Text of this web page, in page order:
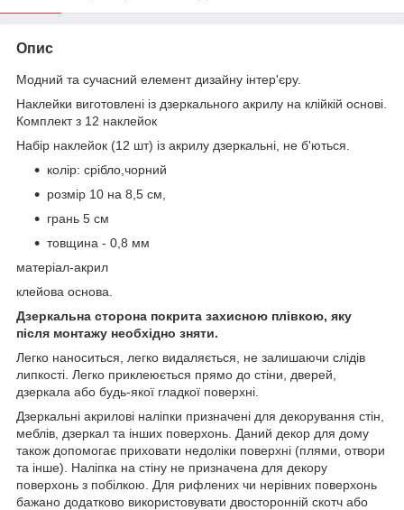
Опис
Модний та сучасний елемент дизайну інтер'єру.
Наклейки виготовлені із дзеркального акрилу на клійкій основі.
Комплект з 12 наклейок
Набір наклейок (12 шт) із акрилу дзеркальні, не б'ються.
колір: срібло,чорний
розмір 10 на 8,5 см,
грань 5 см
товщина - 0,8 мм
матеріал-акрил
клейова основа.
Дзеркальна сторона покрита захисною плівкою, яку
після монтажу необхідно зняти.
Легко наноситься, легко видаляється, не залишаючи слідів
липкості. Легко приклеюється прямо до стіни, дверей,
дзеркала або будь-якої гладкої поверхні.
Дзеркальні акрилові наліпки призначені для декорування стін,
меблів, дзеркал та інших поверхонь. Даний декор для дому
також допомогає приховати недоліки поверхні (плями, отвори
та інше). Наліпка на стіну не призначена для декору
поверхонь з побілкою. Для рифлених чи нерівних поверхонь
бажано додатково використовувати двосторонній скотч або